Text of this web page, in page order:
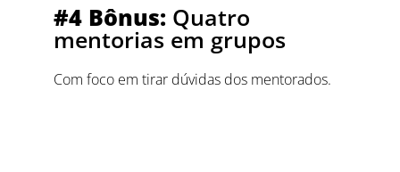
#4 Bônus: Quatro
mentorias em grupos
Com foco em tirar dúvidas dos mentorados.